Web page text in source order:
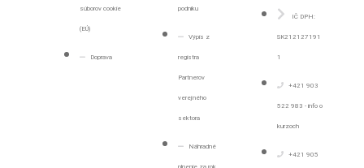
súborov cookie
(EÚ)
Doprava
podniku
Výpis z
registra
Partnerov
verejného
sektora
Náhradné
IČ DPH:
SK212127191
1
+421 903
522 983 - info o
kurzoch
+421 905